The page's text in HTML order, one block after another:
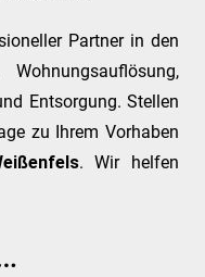
Partner in den
Entsorgung. Stellen
zu Ihrem Vorhaben
. Wir helfen